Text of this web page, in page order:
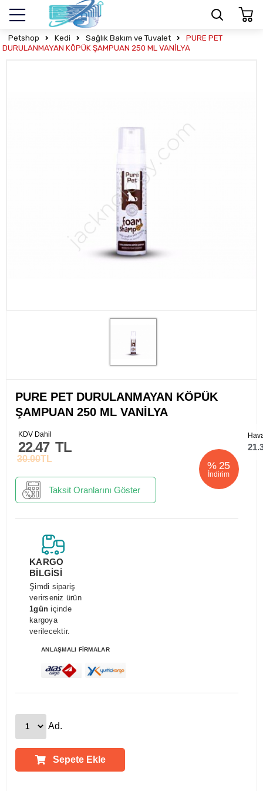
Petshop Kedi Sağlık Bakım ve Tuvalet
PURE PET
DURULANMAYAN KÖPÜK ŞAMPUAN 250 ML VANİLYA
PURE PET DURULANMAYAN KÖPÜK
ŞAMPUAN 250 ML VANİLYA
% 25
İndirim
30.00TL
22.47 TL
KDV Dahil
Taksit Oranlarını Göster
KARGO
BİLGİSİ
Şimdi sipariş
verirseniz ürün
1gün içinde
kargoya
verilecektir.
ANLAŞMALI FİRMALAR
Ad.
Sepete Ekle